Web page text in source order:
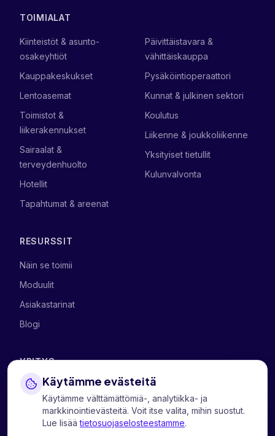
Käytämme evästeitä
Käytämme välttämättömiä-, analytiikka- ja
markkinointievästeitä. Voit itse valita, mihin suostut.
Lue lisää tietosuojaselosteestamme.
TOIMIALAT
Kiinteistöt & asunto-
osakeyhtiöt
Kauppakeskukset
Lentoasemat
Toimistot &
liikerakennukset
Sairaalat &
terveydenhuolto
Hotellit
Tapahtumat & areenat
Päivittäistavara &
vähittäiskauppa
Pysäköintioperaattori
Kunnat & julkinen sektori
Koulutus
Liikenne & joukkoliikenne
Yksityiset tietullit
Kulunvalvonta
RESURSSIT
Näin se toimii
Moduulit
Asiakastarinat
Blogi
YRITYS
Meistä
Ota yhteyttä
Personvern